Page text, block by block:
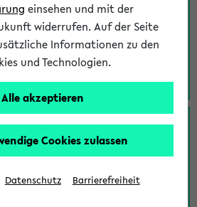
zu erstellen und alle weiteren
für Studierende zu nutzen,
zur Anmeldung über Ihr Uni
der Studierenden
Login haben, können Sie das
Gastzugang verwenden:
vorhandenen Gastzugang
einsehen und mit der
widerrufen. Auf der Seite
Informationen zu den
und Technologien.
Alle akzeptieren
Cookies zulassen
Datenschutz Barrierefreiheit